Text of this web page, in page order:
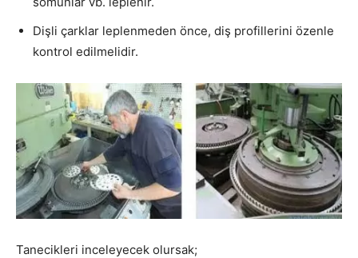
Dişli çarklar leplenmeden önce, diş profillerini özenle
kontrol edilmelidir.
Tanecikleri inceleyecek olursak;